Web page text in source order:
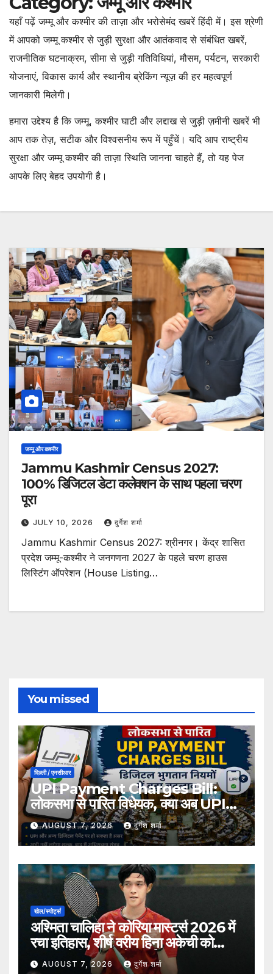
यहाँ पढ़ें जम्मू और कश्मीर की ताज़ा और भरोसेमंद खबरें हिंदी में। इस श्रेणी
में आपको जम्मू कश्मीर से जुड़ी सुरक्षा और आतंकवाद से संबंधित खबरें,
राजनीतिक घटनाक्रम, सीमा से जुड़ी गतिविधियां, मौसम, पर्यटन, सरकारी
योजनाएं, विकास कार्य और स्थानीय ब्रेकिंग न्यूज़ की हर महत्वपूर्ण
जानकारी मिलेगी।
हमारा उद्देश्य है कि जम्मू, कश्मीर घाटी और लद्दाख से जुड़ी ज़मीनी खबरें भी
आप तक तेज़, सटीक और विश्वसनीय रूप में पहुँचें। यदि आप राष्ट्रीय
सुरक्षा और जम्मू कश्मीर की ताज़ा स्थिति जानना चाहते हैं, तो यह पेज
आपके लिए बेहद उपयोगी है।
जम्मू और कश्मीर
Jammu Kashmir Census 2027:
100% डिजिटल डेटा कलेक्शन के साथ पहला चरण
पूरा
JULY 10, 2026 दुर्गेश शर्मा
Jammu Kashmir Census 2027: श्रीनगर। केंद्र शासित
प्रदेश जम्मू-कश्मीर ने जनगणना 2027 के पहले चरण हाउस
लिस्टिंग ऑपरेशन (House Listing…
You missed
दिल्ली / एनसीआर
UPI Payment Charges Bill:
लोकसभा से पारित विधेयक, क्या अब UPI
भुगतान पर लग सकता है शुल्क?
AUGUST 7, 2026 दुर्गेश शर्मा
खेल/स्पोर्ट्स
अश्मिता चालिहा ने कोरिया मास्टर्स 2026 में
रचा इतिहास, शीर्ष वरीय हिना अकेची को
हराकर सेमीफाइनल में बनाई जगह
AUGUST 7, 2026 दुर्गेश शर्मा